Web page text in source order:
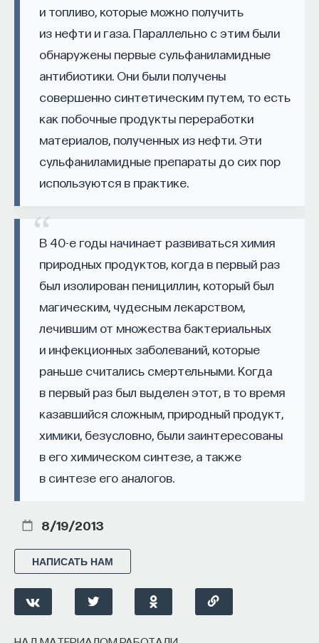
и топливо, которые можно получить
из нефти и газа. Параллельно с этим были
обнаружены первые сульфаниламидные
антибиотики. Они были получены
совершенно синтетическим путем, то есть
как побочные продукты переработки
материалов, полученных из нефти. Эти
сульфаниламидные препараты до сих пор
используются в практике.
В 40-е годы начинает развиваться химия
природных продуктов, когда в первый раз
был изолирован пенициллин, который был
магическим, чудесным лекарством,
лечившим от множества бактериальных
и инфекционных заболеваний, которые
раньше считались смертельными. Когда
в первый раз был выделен этот, в то время
казавшийся сложным, природный продукт,
химики, безусловно, были заинтересованы
в его химическом синтезе, а также
в синтезе его аналогов.
8/19/2013
НАПИСАТЬ НАМ
вы занимаетесь биоинформатикой, молекулярной
биологией, ИИ или другими наукоемкими
дисциплинами, проект поможет вам найти место
в командах, меняющих индустрию.
Как стать участником:
Заполнить анкету кандидата
Посмотреть текущие вакансии
Образование работает дольше,
чем кажется
«Тема кажется простой: мы определяем цели,
движемся к ним — и дальше все должно
намного сложнее. Проблема не только
во временном разрыве, когда результат должен
проявиться через несколько лет. Ключевой
эффект образования не раскрывается в тот
момент, когда выпускник выходит на работу, —
тогда все только начинается. Дальше человек
адаптируется и еще много лет пользуется тем,
что получил в университете. Если задуматься, как
долго он опирается на свое первое образование,
У университета четыре цели
Первая — развитие и трансляция
дисциплинарного знания, где в центре находится
само знание, а не человек и не рынок труда.
Вторая — формирование определенного типа